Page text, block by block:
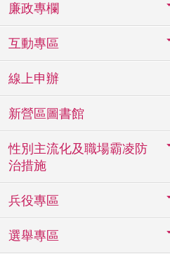
廉政專欄
互動專區
線上申辦
新營區圖書館
性別主流化及職場霸凌防
治措施
兵役專區
選舉專區